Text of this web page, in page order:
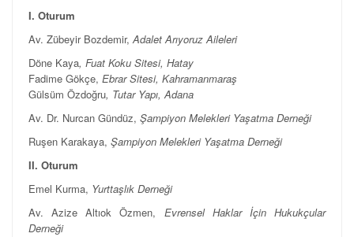
I. Oturum
Av. Zübeyir Bozdemir,Adalet Arıyoruz Aileleri
Döne Kaya, Fuat Koku Sitesi, Hatay
Fadime Gökçe, Ebrar Sitesi, Kahramanmaraş
Gülsüm Özdoğru, Tutar Yapı, Adana
Av. Dr. Nurcan Gündüz, Şampiyon Melekleri Yaşatma Derneği
Ruşen Karakaya, Şampiyon Melekleri Yaşatma Derneği
II. Oturum
Emel Kurma, Yurttaşlık Derneği
Av. Azize Altıok Özmen, Evrensel Haklar İçin Hukukçular
Derneği